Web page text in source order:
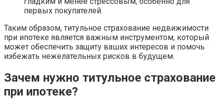
первых покупателей.
Таким образом, титульное страхование недвижимости
при ипотеке является важным инструментом, который
может обеспечить защиту ваших интересов и помочь
избежать нежелательных рисков в будущем.
Зачем нужно титульное страхование
при ипотеке?